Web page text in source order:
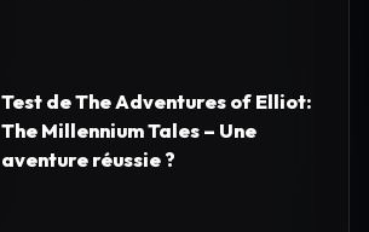
Test de The Adventures of Elliot:
The Millennium Tales – Une
aventure réussie ?